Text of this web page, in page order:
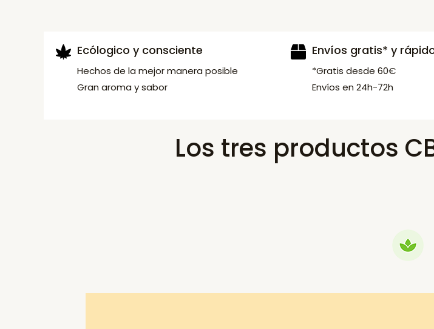
Ecólogico y consciente
Hechos de la mejor manera posible
Gran aroma y sabor
Envíos gratis* y
*Gratis desde 60€
Envíos en 24h-72h
Los tres productos